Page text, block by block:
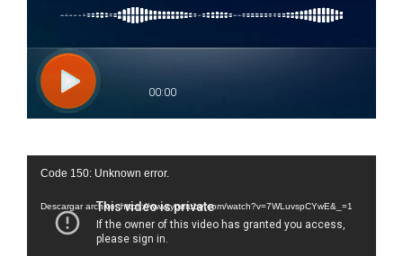
Reproductor
vídeo
Code 150: Unknown error.
Descargar archivo: https://www.youtube.com/watch?v=7WLuvspCYwE&_=1